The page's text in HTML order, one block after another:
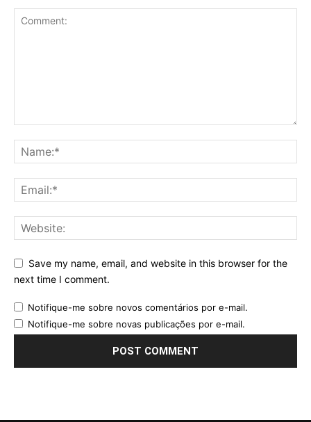
Save my name, email, and website in this browser for the
next time I comment.
Notifique-me sobre novos comentários por e-mail.
Notifique-me sobre novas publicações por e-mail.